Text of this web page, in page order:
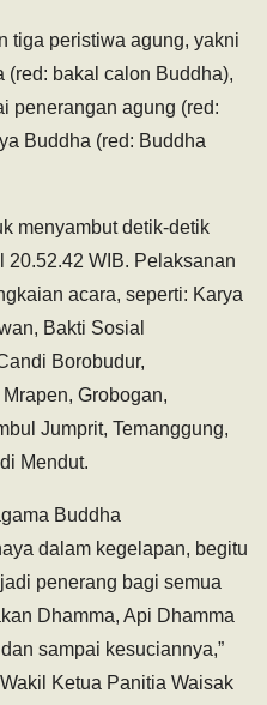
tiga peristiwa agung, yakni
(red: bakal calon Buddha),
penerangan agung (red:
Buddha (red: Buddha
menyambut detik-detik
20.52.42 WIB. Pelaksanan
acara, seperti: Karya
Bakti Sosial
Borobudur,
Grobogan,
Jumprit, Temanggung,
Mendut.
Buddha
dalam kegelapan, begitu
penerang bagi semua
Dhamma, Api Dhamma
sampai kesuciannya,”
Ketua Panitia Waisak